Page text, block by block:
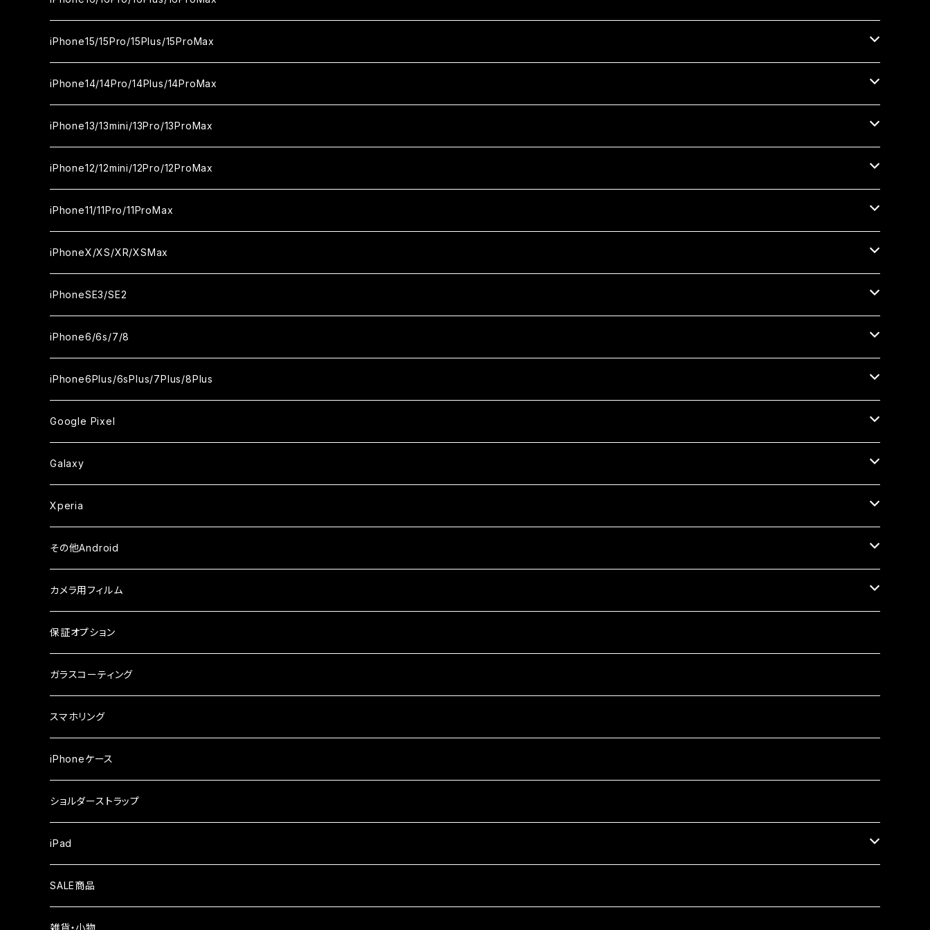
セラミックフィルム
ガラスフィルム
セラミックフィルム
カメラ用フィルム
セラミックフィルム
カメラ用フィルム
iPhone16
ガラスフィルム
セラミックフィルム
iPhone16Pro
ガラスフィルム
セラミックフィルム
iPhone16Plus
ガラスフィルム
セラミックフィルム
iPhone16ProMax
ガラスフィルム
セラミックフィルム
iPhone15/15Pro/15Plus/15ProMax
iPhone15
ガラスフィルム
セラミックフィルム
iPhone15Pro
ガラスフィルム
セラミックフィルム
iPhone15Plus
ガラスフィルム
セラミックフィルム
iPhone15ProMax
ガラスフィルム
セラミックフィルム
iPhone14/14Pro/14Plus/14ProMax
iPhone14
ガラスフィルム
セラミックフィルム
iPhone14Pro
ガラスフィルム
セラミックフィルム
iPhone14Plus
ガラスフィルム
セラミックフィルム
iPhone14ProMax
ガラスフィルム
セラミックフィルム
iPhone13/13mini/13Pro/13ProMax
iPhone13/13Pro
ガラスフィルム
セラミックフィルム
iPhone13mini
ガラスフィルム
セラミックフィルム
iPhone13ProMax
ガラスフィルム
セラミックフィルム
iPhone12/12mini/12Pro/12ProMax
iPhone12/12Pro
ガラスフィルム
セラミックフィルム
iPhone12mini
ガラスフィルム
セラミックフィルム
iPhone12ProMax
ガラスフィルム
セラミックフィルム
iPhone11/11Pro/11ProMax
iPhone11
ガラスフィルム
セラミックフィルム
iPhone11Pro
ガラスフィルム
セラミックフィルム
iPhone11Pro Max
ガラスフィルム
セラミックフィルム
iPhoneX/XS/XR/XSMax
iPhoneX
ガラスフィルム
セラミックフィルム
iPhoneXS
ガラスフィルム
セラミックフィルム
iPhoneXR
ガラスフィルム
セラミックフィルム
iPhoneXSMax
ガラスフィルム
セラミックフィルム
iPhoneSE3/SE2
iPhoneSE3
ガラスフィルム
ケース
iPhoneSE2
ガラスフィルム
ケース
iPhone6/6s/7/8
iPhone8
ガラスフィルム
セラミックフィルム
iPhone7
ガラスフィルム
セラミックフィルム
iPhone6s
ガラスフィルム
ケース・カバー
iPhone6
ガラスフィルム
ケース・カバー
iPhone6Plus/6sPlus/7Plus/8Plus
iPhone6Plus
ガラスフィルム
ケース
iPhone6sPlus
ガラスフィルム
ケース
iPhone7Plus
ガラスフィルム
ケース
iPhone8Plus
ガラスフィルム
ケース
Google Pixel
ガラスフィルム
セラミックフィルム
ケース
Galaxy
ガラスフィルム
セラミックフィルム
ケース
Xperia
ガラスフィルム
その他Android
AQUOS
ガラスフィルム
arrows
ガラスフィルム
シンプルスマホ
ガラスフィルム
らくらくスマホ
ガラスフィルム
OPPO
ガラスフィルム
Xiaomi
ガラスフィルム
カメラ用フィルム
iPhone
iPhone17e
iPhone17ProMax
iPhone16
Android
保証オプション
ガラスコーティング
スマホリング
iPhoneケース
ショルダーストラップ
iPad
液晶フィルム
SALE商品
雑貨・小物